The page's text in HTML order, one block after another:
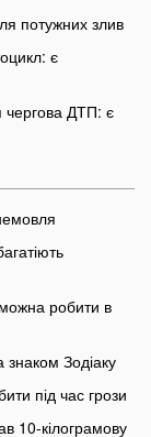
потужних злив
є
чергова ДТП: є
робити в
знаком Зодіаку
під час грози
10-кілограмову